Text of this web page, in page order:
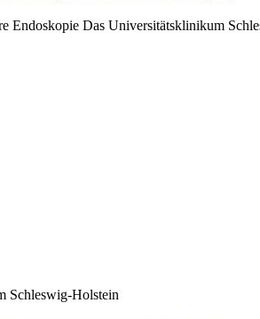
Endoskopie Das Universitätsklinikum
Schleswig-Holstein